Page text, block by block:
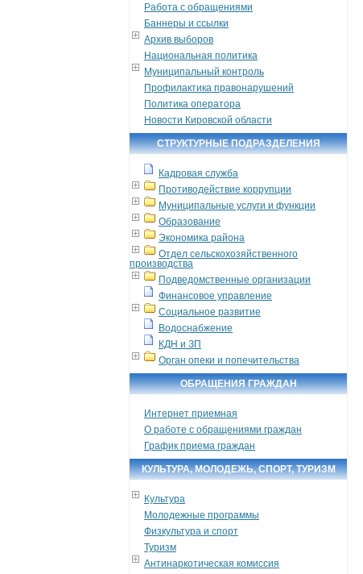
Работа с обращениями
Баннеры и ссылки
Архив выборов
Национальная политика
Муниципальный контроль
Профилактика правонарушений
Политика оператора
Новости Кировской области
СТРУКТУРНЫЕ ПОДРАЗДЕЛЕНИЯ
Кадровая служба
Противодействие коррупции
Муниципальные услуги и функции
Образование
Экономика района
Отдел сельскохозяйственного
производства
Подведомственные организации
Финансовое управление
Социальное развитие
Водоснабжение
КДН и ЗП
Орган опеки и попечительства
ОБРАЩЕНИЯ ГРАЖДАН
Интернет приемная
О работе с обращениями граждан
График приема граждан
КУЛЬТУРА, МОЛОДЕЖЬ, СПОРТ, ТУРИЗМ
Культура
Молодежные программы
Физкультура и спорт
Туризм
Антинаркотическая комиссия